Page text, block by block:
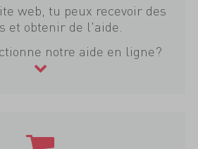
web, tu peux recevoir des
et obtenir de l'aide.
notre aide en ligne?